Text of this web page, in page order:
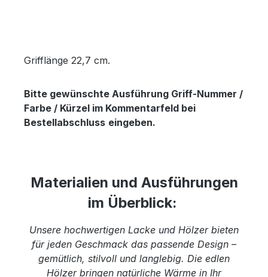
Grifflänge 22,7 cm.
Bitte gewünschte Ausführung Griff-Nummer /
Farbe / Kürzel im Kommentarfeld bei
Bestellabschluss eingeben.
Materialien und Ausführungen
im Überblick:
Unsere hochwertigen Lacke und Hölzer bieten
für jeden Geschmack das passende Design –
gemütlich, stilvoll und langlebig. Die edlen
Hölzer bringen natürliche Wärme in Ihr